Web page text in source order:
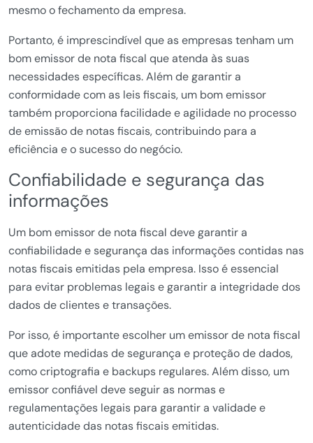
mesmo o fechamento da empresa.
Portanto, é imprescindível que as empresas tenham um
bom emissor de nota fiscal que atenda às suas
necessidades específicas. Além de garantir a
conformidade com as leis fiscais, um bom emissor
também proporciona facilidade e agilidade no processo
de emissão de notas fiscais, contribuindo para a
eficiência e o sucesso do negócio.
Confiabilidade e segurança das
informações
Um bom emissor de nota fiscal deve garantir a
confiabilidade e segurança das informações contidas nas
notas fiscais emitidas pela empresa. Isso é essencial
para evitar problemas legais e garantir a integridade dos
dados de clientes e transações.
Por isso, é importante escolher um emissor de nota fiscal
que adote medidas de segurança e proteção de dados,
como criptografia e backups regulares. Além disso, um
emissor confiável deve seguir as normas e
regulamentações legais para garantir a validade e
autenticidade das notas fiscais emitidas.